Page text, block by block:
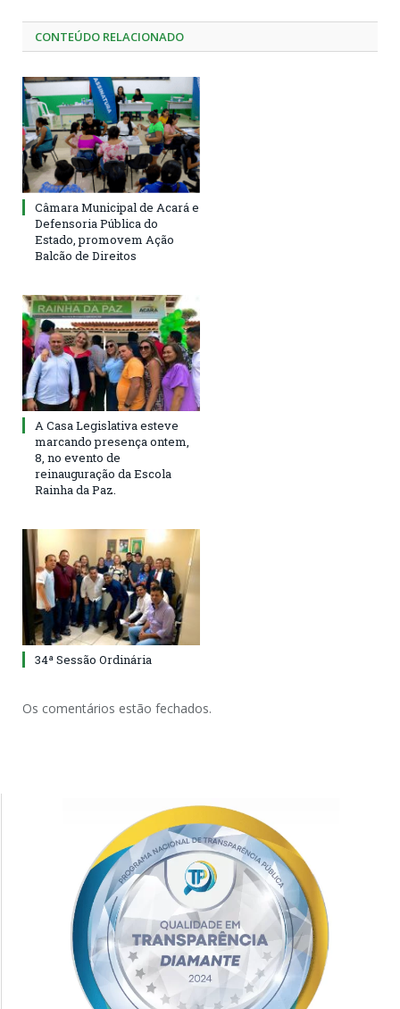
CONTEÚDO RELACIONADO
Câmara Municipal de Acará e
Defensoria Pública do
Estado, promovem Ação
Balcão de Direitos
A Casa Legislativa esteve
marcando presença ontem,
8, no evento de
reinauguração da Escola
Rainha da Paz.
34ª Sessão Ordinária
Os comentários estão fechados.